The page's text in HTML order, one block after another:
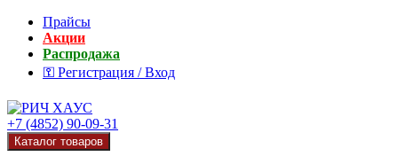
Прайсы
Акции
Распродажа
⚿ Регистрация / Вход
+7 (4852) 90-09-31
Каталог товаров